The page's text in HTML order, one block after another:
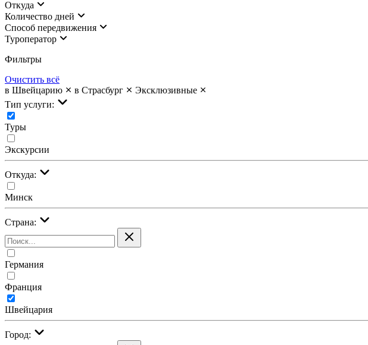
Откуда
Количество дней
Cпособ передвижения
Туроператор
Фильтры
Очистить всё
в Швейцарию
в Страсбург
Эксклюзивные
Тип услуги:
Туры
Экскурсии
Откуда:
Минск
Страна:
Германия
Франция
Швейцария
Город: